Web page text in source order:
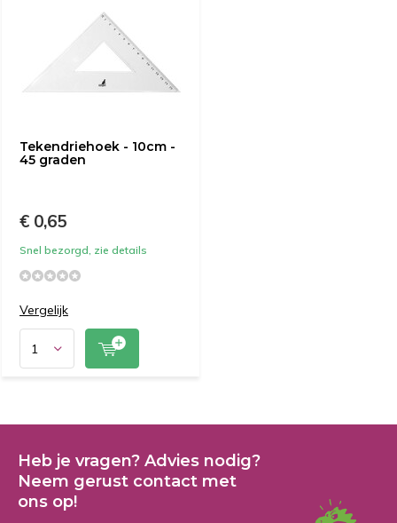
Tekendriehoek - 10cm -
45 graden
€ 0,65
Snel bezorgd, zie details
Vergelijk
Heb je vragen? Advies nodig?
Neem gerust contact met
ons op!